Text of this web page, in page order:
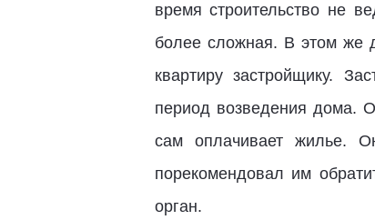
время строительство не
более сложная. В этом же
квартиру застройщику.
период возведения дома.
сам оплачивает жилье.
порекомендовал им
орган.